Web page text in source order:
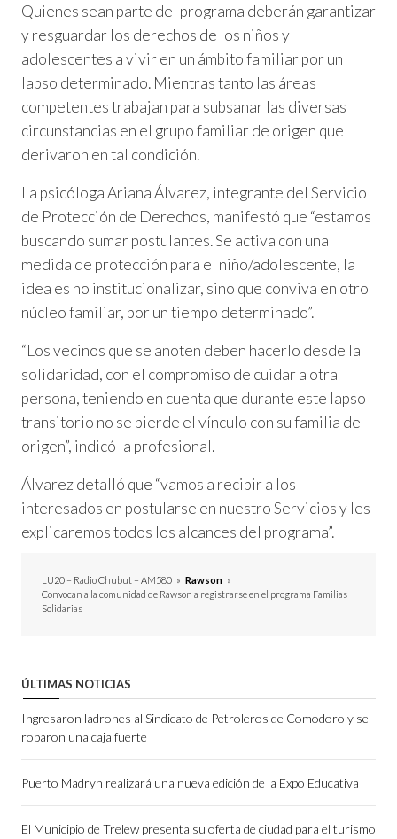
Quienes sean parte del programa deberán garantizar
y resguardar los derechos de los niños y
adolescentes a vivir en un ámbito familiar por un
lapso determinado. Mientras tanto las áreas
competentes trabajan para subsanar las diversas
circunstancias en el grupo familiar de origen que
derivaron en tal condición.
La psicóloga Ariana Álvarez, integrante del Servicio
de Protección de Derechos, manifestó que “estamos
buscando sumar postulantes. Se activa con una
medida de protección para el niño/adolescente, la
idea es no institucionalizar, sino que conviva en otro
núcleo familiar, por un tiempo determinado”.
“Los vecinos que se anoten deben hacerlo desde la
solidaridad, con el compromiso de cuidar a otra
persona, teniendo en cuenta que durante este lapso
transitorio no se pierde el vínculo con su familia de
origen”, indicó la profesional.
Álvarez detalló que “vamos a recibir a los
interesados en postularse en nuestro Servicios y les
explicaremos todos los alcances del programa”.
LU20 – Radio Chubut – AM580 » Rawson »
Convocan a la comunidad de Rawson a registrarse en el programa Familias
Solidarias
ÚLTIMAS NOTICIAS
Ingresaron ladrones al Sindicato de Petroleros de Comodoro y se
robaron una caja fuerte
Puerto Madryn realizará una nueva edición de la Expo Educativa
El Municipio de Trelew presenta su oferta de ciudad para el turismo